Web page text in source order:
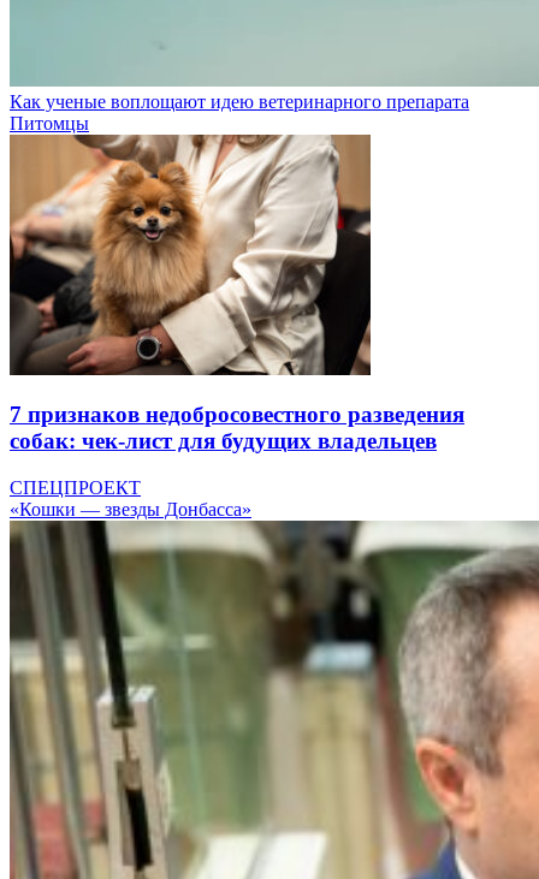
Как ученые воплощают идею ветеринарного препарата
Питомцы
7 признаков недобросовестного разведения
собак: чек-лист для будущих владельцев
СПЕЦПРОЕКТ
«Кошки — звезды Донбасса»